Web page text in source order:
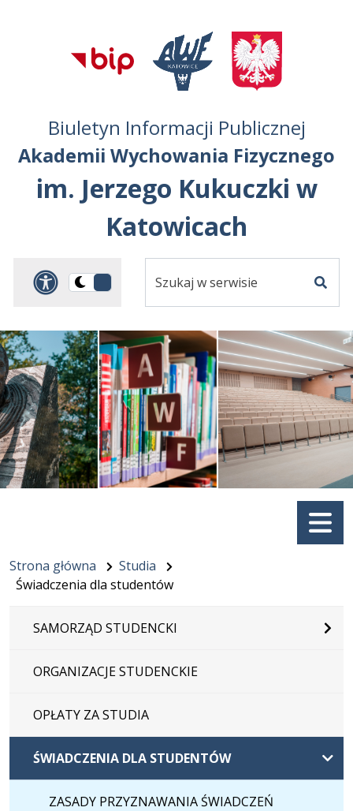
Przejdź do
głównego menu
Przejdź do treści
Przejdź do mapy
serwisu
Biuletyn Informacji Publicznej
Akademii Wychowania Fizycznego
im. Jerzego Kukuczki w
Katowicach
Panel dostosowania
Przełącz
ciemną
serwisie
Menu
Strona główna
Studia
Świadczenia dla studentów
SAMORZĄD STUDENCKI
ORGANIZACJE STUDENCKIE
OPŁATY ZA STUDIA
ŚWIADCZENIA DLA STUDENTÓW
ZASADY PRZYZNAWANIA ŚWIADCZEŃ